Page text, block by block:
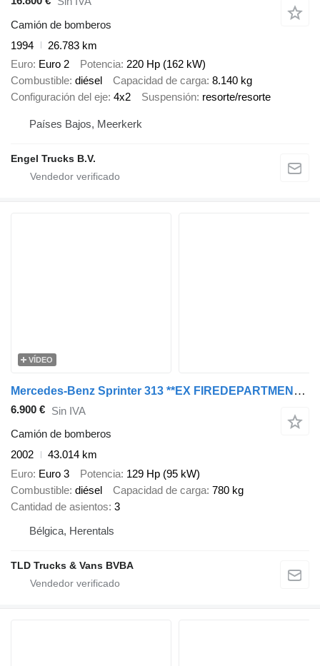
Camión de bomberos
1994
26.783 km
Euro Euro 2 Potencia 220 Hp (162 kW)
Combustible diésel Capacidad de carga 8.140 kg
Configuración del eje 4x2 Suspensión resorte/resorte
Países Bajos, Meerkerk
Engel Trucks B.V.
VÍDEO
Mercedes-Benz Sprinter 313 **EX FIREDEPARTMENT-BELGIAN ORIGINE**
6.900 € Sin IVA
Camión de bomberos
2002
43.014 km
Euro Euro 3 Potencia 129 Hp (95 kW)
Combustible diésel Capacidad de carga 780 kg
Cantidad de asientos 3
Bélgica, Herentals
TLD Trucks & Vans BVBA